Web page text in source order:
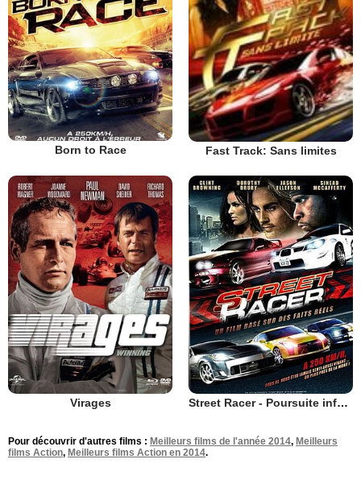
Born to Race Fast Track: Sans limites
Virages Street Racer - Poursuite infernale
Pour découvrir d'autres films : Meilleurs films de l'année 2014, Meilleurs
films Action, Meilleurs films Action en 2014.